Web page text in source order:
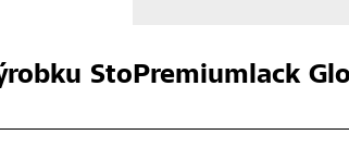
StoPremiumlack